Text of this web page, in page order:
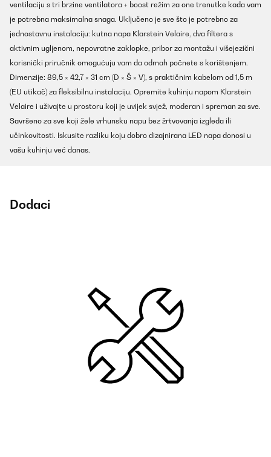
ventilaciju s tri brzine ventilatora + boost režim za one trenutke kada vam
je potrebna maksimalna snaga. Uključeno je sve što je potrebno za
jednostavnu instalaciju: kutna napa Klarstein Velaire, dva filtera s
aktivnim ugljenom, nepovratne zaklopke, pribor za montažu i višejezični
korisnički priručnik omogućuju vam da odmah počnete s korištenjem.
Dimenzije: 89,5 × 42,7 × 31 cm (D × Š × V), s praktičnim kabelom od 1,5 m
(EU utikač) za fleksibilnu instalaciju. Opremite kuhinju napom Klarstein
Velaire i uživajte u prostoru koji je uvijek svjež, moderan i spreman za sve.
Savršeno za sve koji žele vrhunsku napu bez žrtvovanja izgleda ili
učinkovitosti. Iskusite razliku koju dobro dizajnirana LED napa donosi u
vašu kuhinju već danas.
Dodaci